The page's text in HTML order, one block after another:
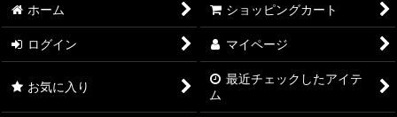
【ワンピースカード】ブースターパック 神の島の冒険【OP-
15】
【ワンピースカード】エクストラブースター EGGHEAD
CRISIS【EB-04】
ホーム ショッピングカート
ログイン マイページ
お気に入り
最近チェックしたアイテ
ム